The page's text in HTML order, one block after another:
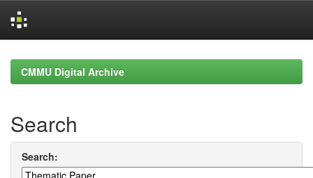
navigationCMMU Digital Archive
Search
Search: